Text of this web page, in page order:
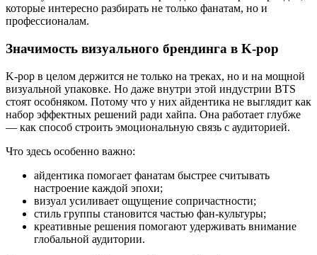
которые интересно разбирать не только фанатам, но и
профессионалам.
Значимость визуального брендинга в K-pop
K-pop в целом держится не только на треках, но и на мощной
визуальной упаковке. Но даже внутри этой индустрии BTS
стоят особняком. Потому что у них айдентика не выглядит как
набор эффектных решений ради хайпа. Она работает глубже
— как способ строить эмоциональную связь с аудиторией.
Что здесь особенно важно:
айдентика помогает фанатам быстрее считывать
настроение каждой эпохи;
визуал усиливает ощущение сопричастности;
стиль группы становится частью фан-культуры;
креативные решения помогают удерживать внимание
глобальной аудитории.